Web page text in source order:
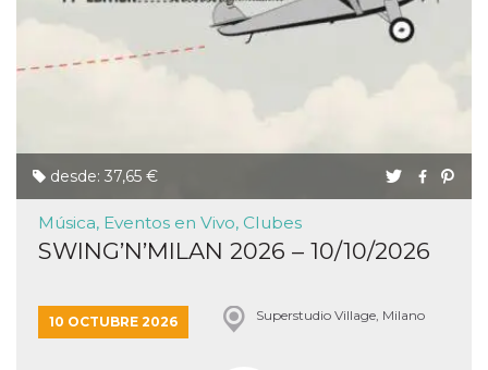
desde: 37,65 €
Música, Eventos en Vivo, Clubes
SWING’N’MILAN 2026 – 10/10/2026
10 OCTUBRE 2026 Superstudio Village, Milano